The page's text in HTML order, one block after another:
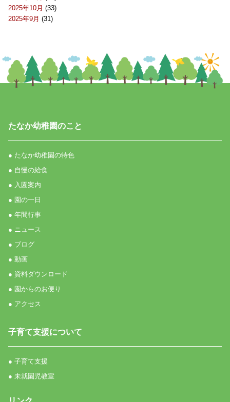
2025年10月 (33)
2025年9月 (31)
たなか幼稚園のこと
● たなか幼稚園の特色
● 自慢の給食
● 入園案内
● 園の一日
● 年間行事
● ニュース
● ブログ
● 動画
● 資料ダウンロード
● 園からのお便り
● アクセス
子育て支援について
● 子育て支援
● 未就園児教室